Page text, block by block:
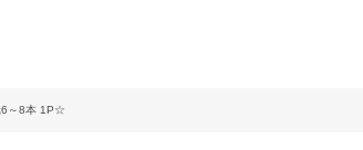
6～8本 1P☆